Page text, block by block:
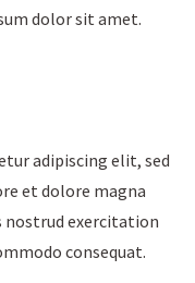
dolor sit amet.
adipiscing elit, sed
et dolore magna
nostrud exercitation
consequat.